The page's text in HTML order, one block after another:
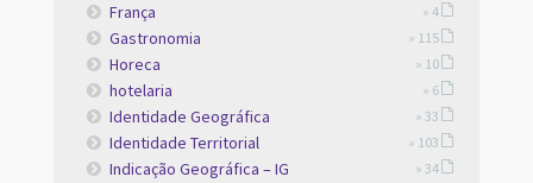
França » 4
Gastronomia » 115
Horeca » 10
hotelaria » 6
Identidade Geográfica » 33
Identidade Territorial » 103
Indicação Geográfica – IG » 34